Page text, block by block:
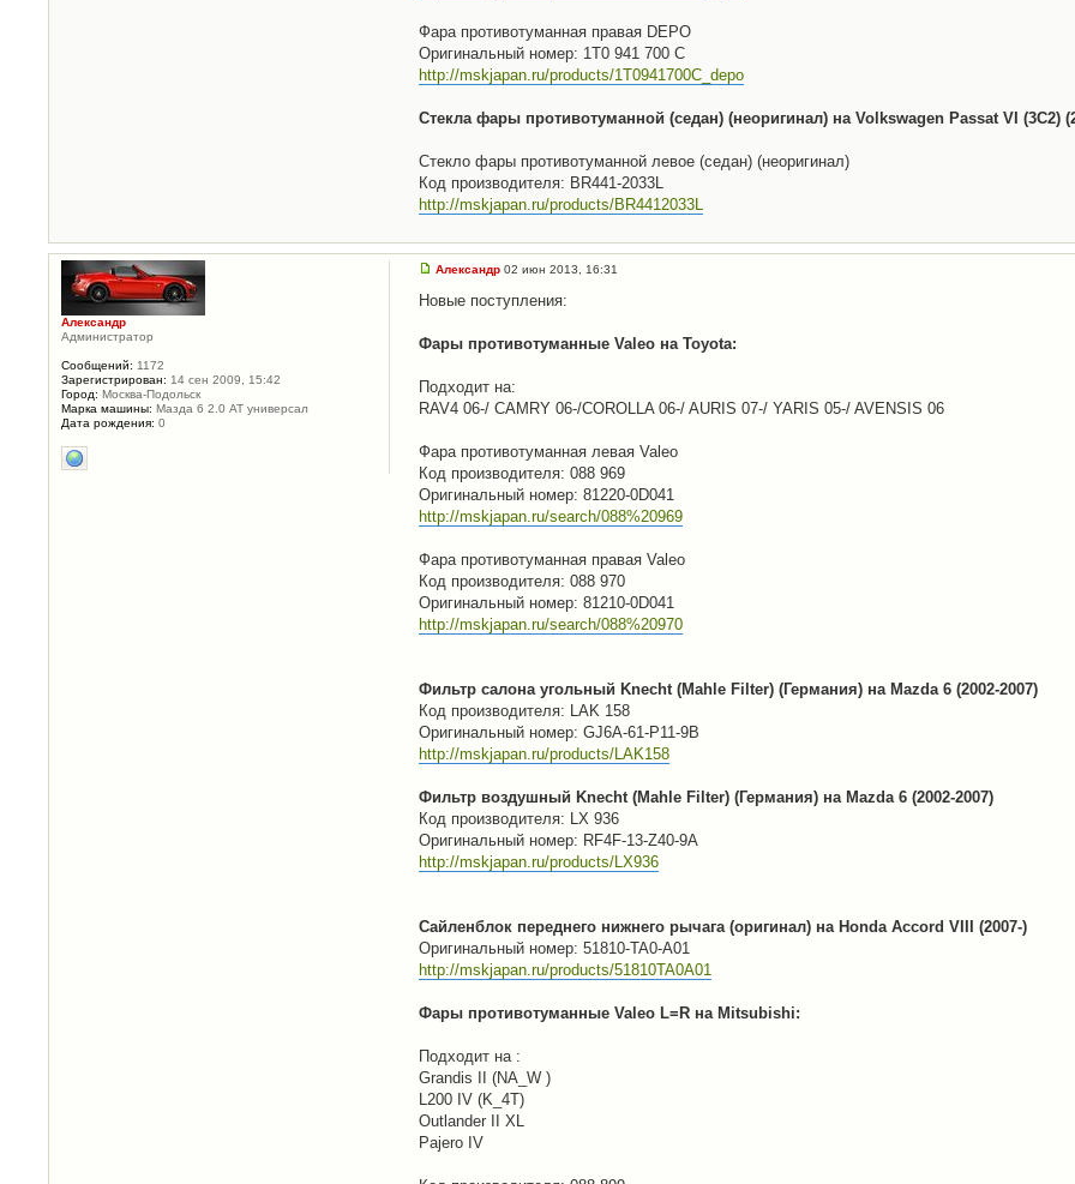
Фара противотуманная правая DEPO
Оригинальный номер: 1T0 941 700 C
http://mskjapan.ru/products/1T0941700C_depo
Стекла фары противотуманной (седан) (неоригинал) на Volkswagen Passat VI (3C2)
Стекло фары противотуманной левое (седан) (неоригинал)
Код производителя: BR441-2033L
http://mskjapan.ru/products/BR4412033L
Александр 02 июн 2013, 16:31
Новые поступления:
Фары противотуманные Valeo на Toyota:
Подходит на:
RAV4 06-/ CAMRY 06-/COROLLA 06-/ AURIS 07-/ YARIS 05-/ AVENSIS 06
Фара противотуманная левая Valeo
Код производителя: 088 969
Оригинальный номер: 81220-0D041
http://mskjapan.ru/search/088%20969
Фара противотуманная правая Valeo
Код производителя: 088 970
Оригинальный номер: 81210-0D041
http://mskjapan.ru/search/088%20970
Фильтр салона угольный Knecht (Mahle Filter) (Германия) на Mazda 6 (2002-2007)
Код производителя: LAK 158
Оригинальный номер: GJ6A-61-P11-9B
http://mskjapan.ru/products/LAK158
Фильтр воздушный Knecht (Mahle Filter) (Германия) на Mazda 6 (2002-2007)
Код производителя: LX 936
Оригинальный номер: RF4F-13-Z40-9A
http://mskjapan.ru/products/LX936
Сайленблок переднего нижнего рычага (оригинал) на Honda Accord VIII (2007-)
Оригинальный номер: 51810-TA0-A01
http://mskjapan.ru/products/51810TA0A01
Фары противотуманные Valeo L=R на Mitsubishi:
Подходит на :
Grandis II (NA_W )
L200 IV (K_4T)
Outlander II XL
Pajero IV
Александр
Администратор
Сообщений: 1172
Зарегистрирован: 14 сен 2009, 15:42
Город: Москва-Подольск
Марка машины: Мазда 6 2.0 АТ универсал
Дата рождения: 0